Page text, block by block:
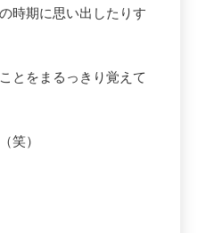
時期に思い出したりす
とをまるっきり覚えて
笑）